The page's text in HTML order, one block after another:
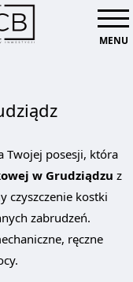
MENU
Twojej posesji, która
w Grudziądzu z
czyszczenie kostki
zabrudzeń.
ręczne